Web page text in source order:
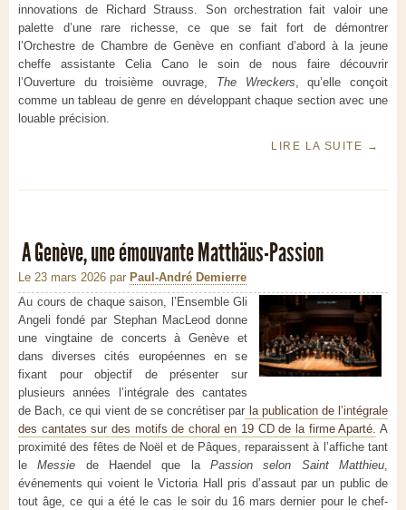
innovations de Richard Strauss. Son orchestration fait valoir une
palette d’une rare richesse, ce que se fait fort de démontrer
l’Orchestre de Chambre de Genève en confiant d’abord à la jeune
cheffe assistante Celia Cano le soin de nous faire découvrir
l’Ouverture du troisième ouvrage, The Wreckers, qu’elle conçoit
comme un tableau de genre en développant chaque section avec une
louable précision.
LIRE LA SUITE →
A Genève, une émouvante Matthäus-Passion
Le 23 mars 2026 par Paul-André Demierre
Au cours de chaque saison, l’Ensemble Gli
Angeli fondé par Stephan MacLeod donne
une vingtaine de concerts à Genève et
dans diverses cités européennes en se
fixant pour objectif de présenter sur
plusieurs années l’intégrale des cantates
de Bach, ce qui vient de se concrétiser par la publication de l’intégrale
des cantates sur des motifs de choral en 19 CD de la firme Aparté. A
proximité des fêtes de Noël et de Pâques, reparaissent à l’affiche tant
leMessie de Haendel que laPassion selon Saint Matthieu,
événements qui voient le Victoria Hall pris d’assaut par un public de
tout âge, ce qui a été le cas le soir du 16 mars dernier pour le chef-